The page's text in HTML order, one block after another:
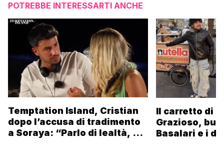
POTREBBE INTERESSARTI ANCHE
Temptation Island, Cristian
dopo l’accusa di tradimento
a Soraya: “Parlo di lealtà, ma
Il carretto di
Grazioso,
Basalari e i